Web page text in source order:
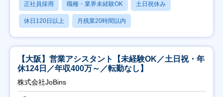
正社員採用 職種・業界未経験OK 土日祝休み
休日120日以上 月残業20時間以内
【大阪】営業アシスタント【未経験OK／土日祝・年
休124日／年収400万～／転勤なし】
株式会社JoBins